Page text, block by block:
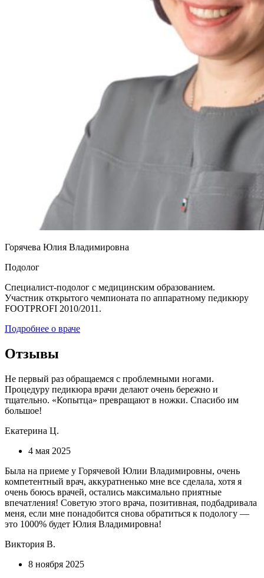
Горячева Юлия Владимировна
Подолог
Специалист-подолог с медицинским образованием.
Участник открытого чемпионата по аппаратному педикюру
FOOTPROFI 2010/2011.
Подробнее о враче
Отзывы
Не первый раз обращаемся с проблемными ногами.
Процедуру педикюра врачи делают очень бережно и
тщательно. «Копытца» превращают в ножки. Спасибо им
большое!
Екатерина Ц.
4 мая 2025
Была на приеме у Горячевой Юлии Владимировны, очень
компетентный врач, аккуратненько мне все сделала, хотя я
очень боюсь врачей, остались максимально приятные
впечатления! Советую этого врача, позитивная, подбадривала
меня, если мне понадобится снова обратиться к подологу —
это 1000% будет Юлия Владимировна!
Виктория В.
8 ноября 2025